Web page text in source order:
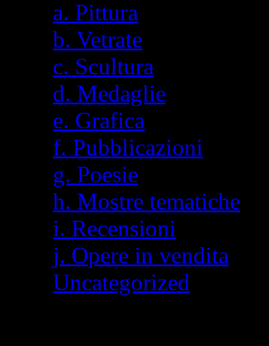
a. Pittura
b. Vetrate
c. Scultura
d. Medaglie
e. Grafica
f. Pubblicazioni
g. Poesie
h. Mostre tematiche
i. Recensioni
j. Opere in vendita
Uncategorized